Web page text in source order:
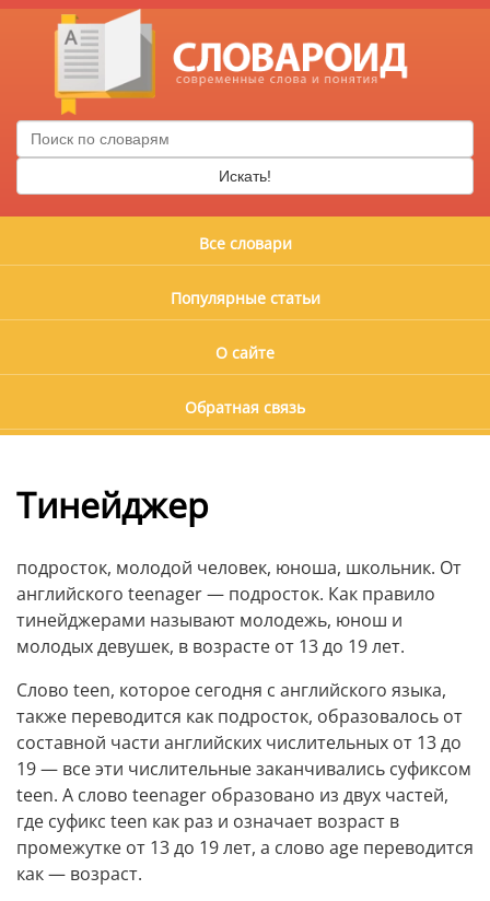
Искать!
Все словари
Популярные статьи
О сайте
Обратная связь
Тинейджер
подросток, молодой человек, юноша, школьник. От
английского teenager — подросток. Как правило
тинейджерами называют молодежь, юнош и
молодых девушек, в возрасте от 13 до 19 лет.
Слово teen, которое сегодня с английского языка,
также переводится как подросток, образовалось от
составной части английских числительных от 13 до
19 — все эти числительные заканчивались суфиксом
teen. А слово teenager образовано из двух частей,
где суфикс teen как раз и означает возраст в
промежутке от 13 до 19 лет, а слово age переводится
как — возраст.